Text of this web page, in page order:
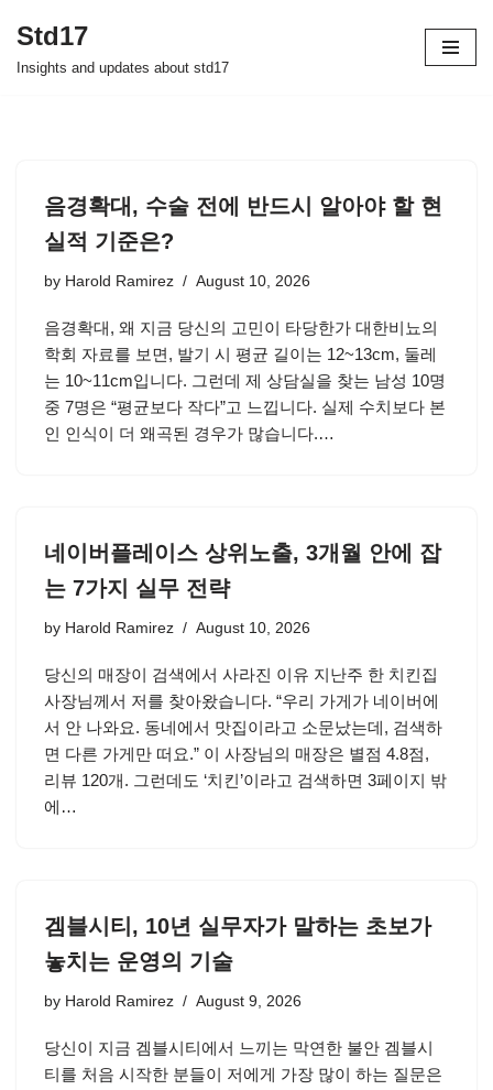
Skip
Std17
Insights and updates about std17
음경확대, 수술 전에 반드시 알아야 할 현
실적 기준은?
by Harold Ramirez August 10, 2026
음경확대, 왜 지금 당신의 고민이 타당한가 대한비뇨의
학회 자료를 보면, 발기 시 평균 길이는 12~13cm, 둘레
는 10~11cm입니다. 그런데 제 상담실을 찾는 남성 10명
중 7명은 “평균보다 작다”고 느낍니다. 실제 수치보다 본
인 인식이 더 왜곡된 경우가 많습니다.…
네이버플레이스 상위노출, 3개월 안에 잡
는 7가지 실무 전략
by Harold Ramirez August 10, 2026
당신의 매장이 검색에서 사라진 이유 지난주 한 치킨집
사장님께서 저를 찾아왔습니다. “우리 가게가 네이버에
서 안 나와요. 동네에서 맛집이라고 소문났는데, 검색하
면 다른 가게만 떠요.” 이 사장님의 매장은 별점 4.8점,
리뷰 120개. 그런데도 ‘치킨’이라고 검색하면 3페이지 밖
에…
겜블시티, 10년 실무자가 말하는 초보가
놓치는 운영의 기술
by Harold Ramirez August 9, 2026
당신이 지금 겜블시티에서 느끼는 막연한 불안 겜블시
티를 처음 시작한 분들이 저에게 가장 많이 하는 질문은